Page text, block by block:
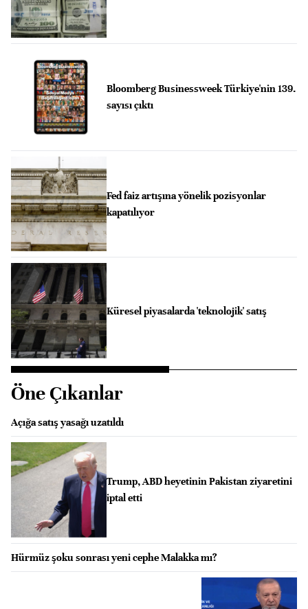
Bloomberg Businessweek Türkiye'nin 139.
sayısı çıktı
Fed faiz artışına yönelik pozisyonlar
kapatılıyor
Küresel piyasalarda 'teknolojik' satış
Öne Çıkanlar
Açığa satış yasağı uzatıldı
Trump, ABD heyetinin Pakistan ziyaretini
iptal etti
Hürmüz şoku sonrası yeni cephe Malakka mı?